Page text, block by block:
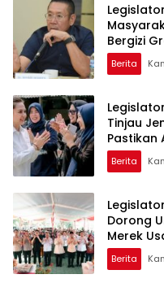
Bergizi
Berita
Tinjau
Pastikan
Berita
Dorong
Merek
Berita